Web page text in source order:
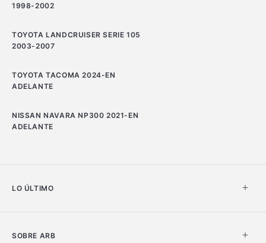
1998-2002
TOYOTA LANDCRUISER SERIE 105
2003-2007
TOYOTA TACOMA 2024-EN
ADELANTE
NISSAN NAVARA NP300 2021-EN
ADELANTE
LO ÚLTIMO
SOBRE ARB